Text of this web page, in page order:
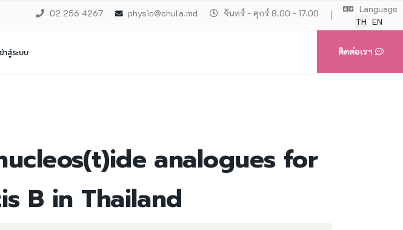
Language
TH EN
02 256 4267 physio@chula.md จันทร์ - ศุกร์ 8.00 - 17.00
ติดต่อเรา
าสู่ระบบ
analogues for
B in Thailand